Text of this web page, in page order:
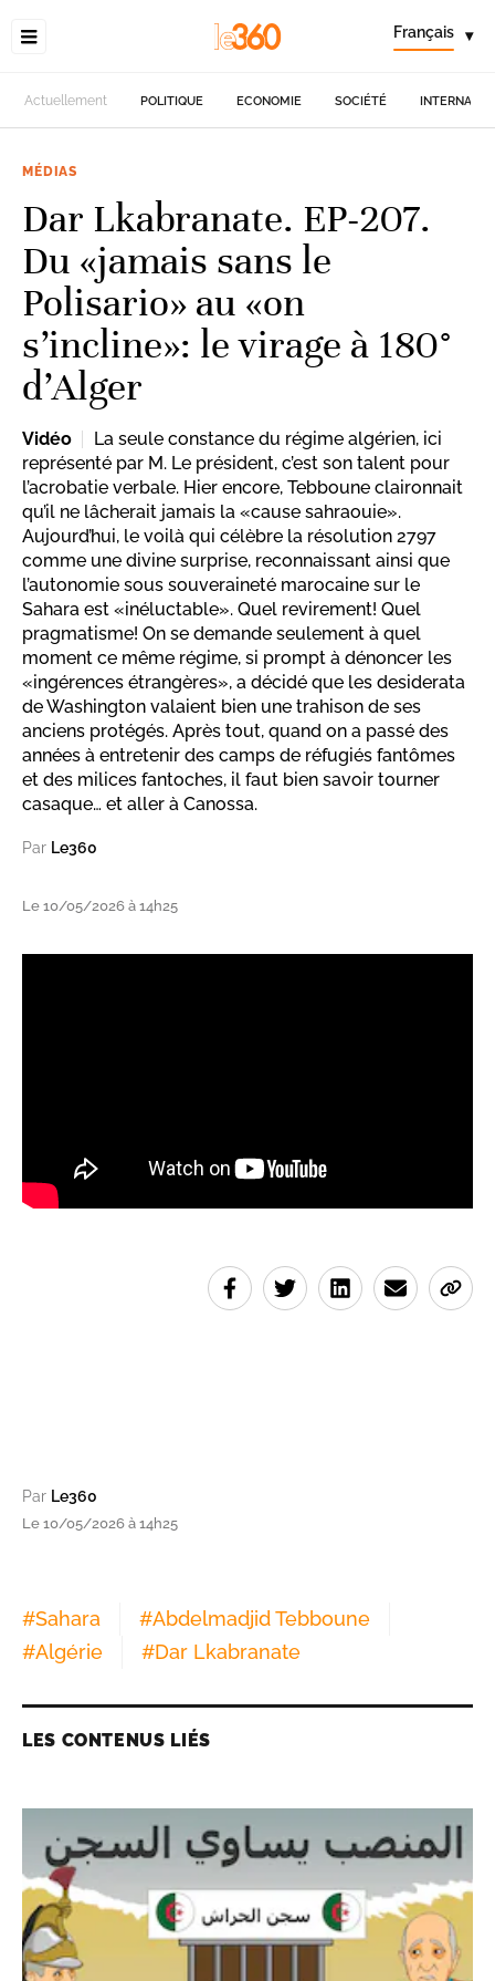
Français ▾
Actuellement POLITIQUE ECONOMIE SOCIÉTÉ
MÉDIAS
Dar Lkabranate. EP-207.
Du «jamais sans le
Polisario» au «on
s’incline»: le virage à 180°
d’Alger
Vidéo
La seule constance du régime algérien, ici
représenté par M. Le président, c’est son talent pour
l’acrobatie verbale. Hier encore, Tebboune claironnait
qu’il ne lâcherait jamais la «cause sahraouie».
Aujourd’hui, le voilà qui célèbre la résolution 2797
comme une divine surprise, reconnaissant ainsi que
l’autonomie sous souveraineté marocaine sur le
Sahara est «inéluctable». Quel revirement! Quel
pragmatisme! On se demande seulement à quel
moment ce même régime, si prompt à dénoncer les
«ingérences étrangères», a décidé que les desiderata
de Washington valaient bien une trahison de ses
anciens protégés. Après tout, quand on a passé des
années à entretenir des camps de réfugiés fantômes
et des milices fantoches, il faut bien savoir tourner
casaque… et aller à Canossa.
Par Le360
Le 10/05/2026 à 14h25
Par Le360
Le 10/05/2026 à 14h25
#Sahara #Abdelmadjid Tebboune
#Algérie #Dar Lkabranate
LES CONTENUS LIÉS